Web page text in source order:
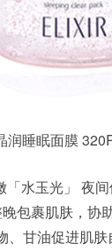
睡眠面膜
水玉光」 夜
包裹肌肤，协
甘油促进肌